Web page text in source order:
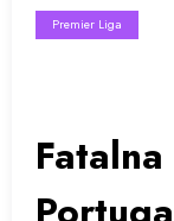
Premier Liga